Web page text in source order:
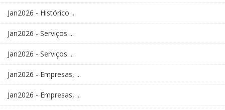
Jan2026 - Histórico ...
Jan2026 - Serviços ...
Jan2026 - Serviços ...
Jan2026 - Empresas, ...
Jan2026 - Empresas, ...